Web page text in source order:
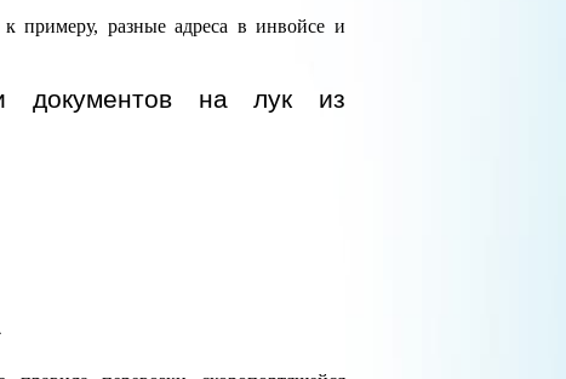
примеру, разные адреса в инвойсе и
документов на лук из